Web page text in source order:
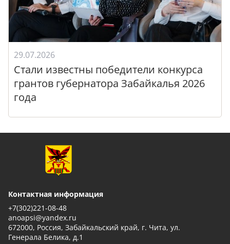
29.07.2026
Стали известны победители конкурса
грантов губернатора Забайкалья 2026
года
Контактная информация
+7(302)221-08-48
anoapsi@yandex.ru
672000, Россия, Забайкальский край, г. Чита, ул.
Генерала Белика, д.1